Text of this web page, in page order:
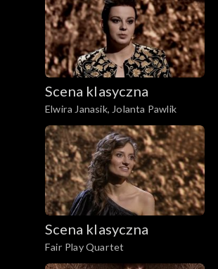
Scena klasyczna
Elwira Janasik, Jolanta Pawlik
Scena klasyczna
Fair Play Quartet